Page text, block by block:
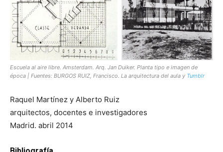
Escuela al aire libre. Amsterdam. Arq. Jan Duiker. Planta tipo e imagen de
época | Fuentes: BURGOS RUIZ, Francisco. La arquitectura del aula y Tumblr
Raquel Martínez y Alberto Ruiz
arquitectos, docentes e investigadores
Madrid. abril 2014